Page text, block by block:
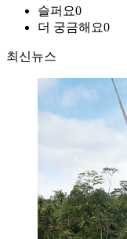
슬퍼요0
더 궁금해요0
최신뉴스